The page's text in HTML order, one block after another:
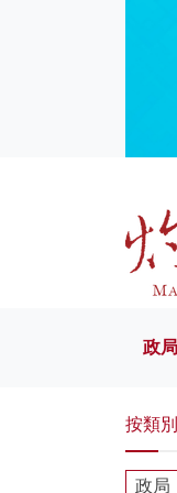
政局
按類
政局